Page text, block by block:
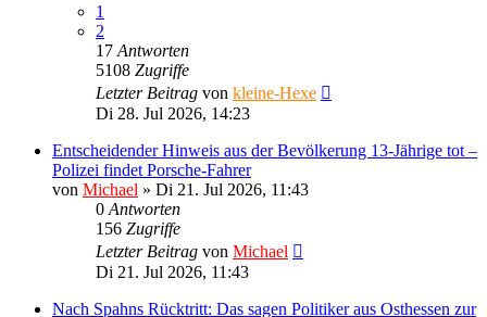
1
2
17 Antworten
5108 Zugriffe
Letzter Beitrag von kleine-Hexe
Di 28. Jul 2026, 14:23
Entscheidender Hinweis aus der Bevölkerung 13-Jährige tot –
Polizei findet Porsche-Fahrer
von Michael » Di 21. Jul 2026, 11:43
0 Antworten
156 Zugriffe
Letzter Beitrag von Michael
Di 21. Jul 2026, 11:43
Nach Spahns Rücktritt: Das sagen Politiker aus Osthessen zur